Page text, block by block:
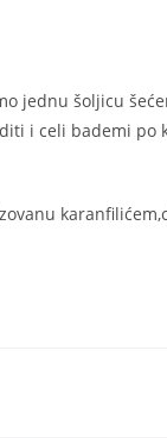
jednu šoljicu
i celi bademi po